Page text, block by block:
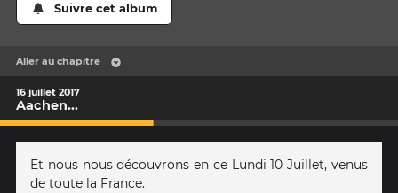
Suivre cet album
Aller au chapitre
16 juillet 2017
Aachen...
Et nous nous découvrons en ce Lundi 10 Juillet, venus
de toute la France.